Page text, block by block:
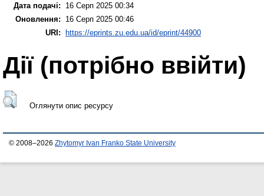
Дата подачі:
16 Серп 2025 00:34
Оновлення:
16 Серп 2025 00:46
URI:
https://eprints.zu.edu.ua/id/eprint/44900
Дії ​​(потрібно ввійти)
Оглянути опис ресурсу
© 2008–2026 Zhytomyr Ivan Franko State University